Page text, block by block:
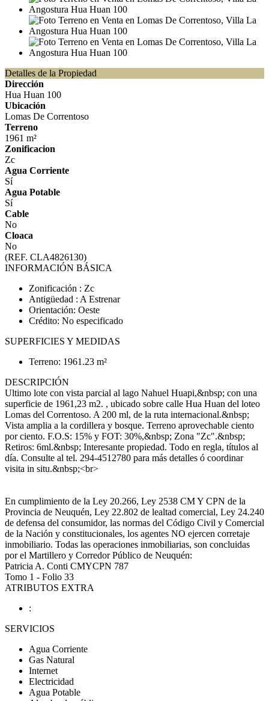
Detalles de la Propiedad
Dirección
Hua Huan 100
Ubicación
Lomas De Correntoso
Terreno
1961 m²
Zonificacion
Zc
Agua Corriente
Sí
Agua Potable
Sí
Cable
No
Cloaca
No
(REF. CLA4826130)
INFORMACIÓN BÁSICA
Zonificación : Zc
Antigüedad : A Estrenar
Orientación: Oeste
Crédito: No especificado
SUPERFICIES Y MEDIDAS
Terreno: 1961.23 m²
DESCRIPCIÓN
Ultimo lote con vista parcial al lago Nahuel Huapi,&nbsp; con una
superficie de 1961,23 m2. , ubicado sobre calle Hua Huan del loteo
Lomas del Correntoso. A 200 ml, de la ruta internacional.&nbsp;
Vista amplia a la cordillera y bosque. Terreno aprovechable ciento
por ciento. F.O.S: 15% y FOT: 30%,&nbsp; Zona "Zc".&nbsp;
Retiros: 6ml.&nbsp; Interesante propiedad. Todo en regla, títulos al
día. Consulte al tel. 294-4512780 para más detalles ó coordinar
visita in situ.&nbsp;<br>
En cumplimiento de la Ley 20.266, Ley 2538 CM Y CPN de la
Provincia de Neuquén, Ley 22.802 de lealtad comercial, Ley 24.240
de defensa del consumidor, las normas del Código Civil y Comercial
de la Nación y constitucionales, los agentes NO ejercen corretaje
inmobiliario. Todas las operaciones inmobiliarias, son concluidas
por el Martillero y Corredor Público de Neuquén:
Patricia A. Conti CMYCPN 787
Tomo 1 - Folio 33
ATRIBUTOS EXTRA
:
SERVICIOS
Agua Corriente
Gas Natural
Internet
Electricidad
Agua Potable